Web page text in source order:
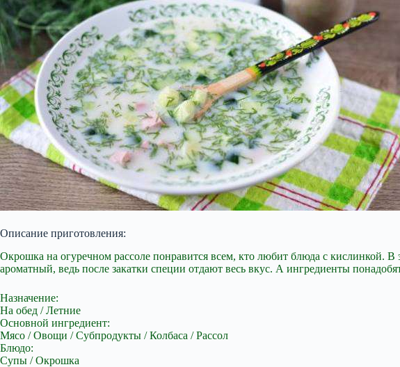
Описание приготовления:
Окрошка на огуречном рассоле понравится всем, кто любит блюда с кислинкой.
ароматный, ведь после закатки специи отдают весь вкус. А ингредиенты
Назначение:
На обед / Летние
Основной ингредиент:
Мясо / Овощи / Субпродукты / Колбаса / Рассол
Блюдо:
Супы / Окрошка